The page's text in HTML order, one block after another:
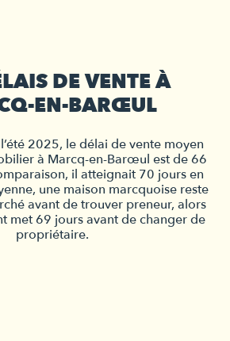
DE VENTE À
EN-BARŒUL
2025, le délai de vente moyen
à Marcq-en-Barœul est de 66
il atteignait 70 jours en
une maison marcquoise reste
avant de trouver preneur, alors
met 69 jours avant de changer de
propriétaire.